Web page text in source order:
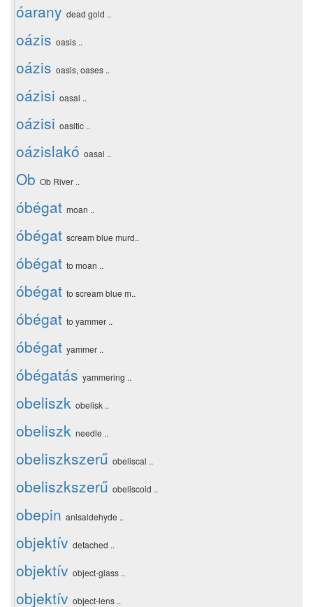
óarany dead gold ..
oázis oasis ..
oázis oasis, oases ..
oázisi oasal ..
oázisi oasitic ..
oázislakó oasal ..
Ob Ob River ..
óbégat moan ..
óbégat scream blue murd..
óbégat to moan ..
óbégat to scream blue m..
óbégat to yammer ..
óbégat yammer ..
óbégatás yammering ..
obeliszk obelisk ..
obeliszk needle ..
obeliszkszerű obeliscal ..
obeliszkszerű obeliscoid ..
obepin anisaldehyde ..
objektív detached ..
objektív object-glass ..
objektív object-lens ..